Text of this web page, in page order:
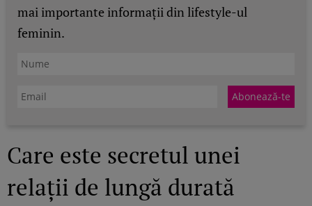
mai importante informații din lifestyle-ul
feminin.
Care este secretul unei
relații de lungă durată